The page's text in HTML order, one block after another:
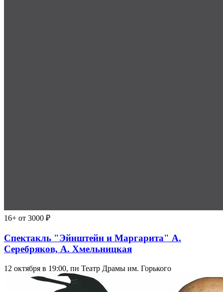
16+ от 3000 ₽
Спектакль "Эйнштейн и Маргарита" А.
Серебряков, А. Хмельницкая
12 октября в 19:00, пн Театр Драмы им. Горького